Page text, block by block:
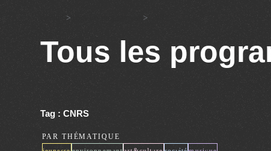
> >
Tous les
Tag : CNRS
PAR THÉMATIQUE